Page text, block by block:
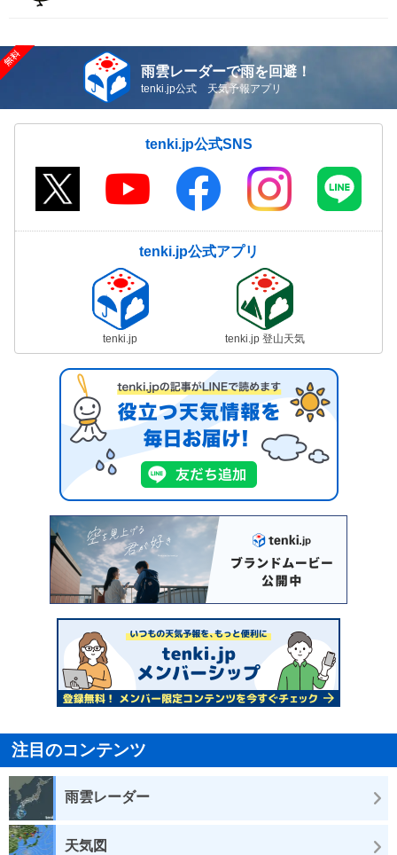
雨雲レーダーで雨を回避！
tenki.jp公式 天気予報アプリ
tenki.jp公式SNS
tenki.jp公式アプリ
tenki.jp tenki.jp 登山天気
注目のコンテンツ
雨雲レーダー
天気図